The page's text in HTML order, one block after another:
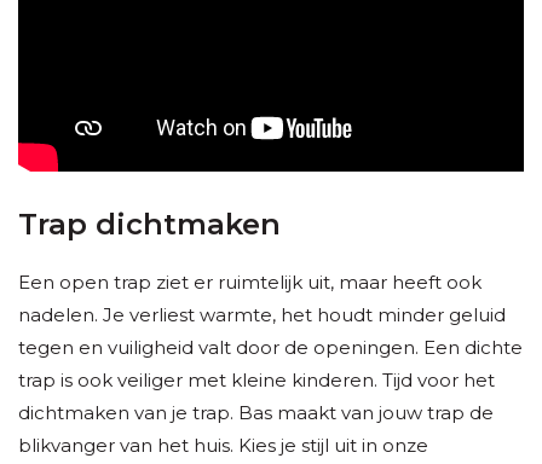
Trap dichtmaken
Een open trap ziet er ruimtelijk uit, maar heeft ook
nadelen. Je verliest warmte, het houdt minder geluid
tegen en vuiligheid valt door de openingen. Een dichte
trap is ook veiliger met kleine kinderen. Tijd voor het
dichtmaken van je trap. Bas maakt van jouw trap de
blikvanger van het huis. Kies je stijl uit in onze